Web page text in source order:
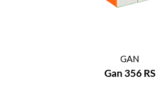
GAN
Gan 356 RS